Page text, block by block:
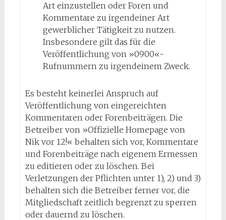
Art einzustellen oder Foren und
Kommentare zu irgendeiner Art
gewerblicher Tätigkeit zu nutzen.
Insbesondere gilt das für die
Veröffentlichung von »0900«-
Rufnummern zu irgendeinem Zweck.
Es besteht keinerlei Anspruch auf
Veröffentlichung von eingereichten
Kommentaren oder Forenbeiträgen. Die
Betreiber von »Offizielle Homepage von
Nik vor 12!« behalten sich vor, Kommentare
und Forenbeiträge nach eigenem Ermessen
zu editieren oder zu löschen. Bei
Verletzungen der Pflichten unter 1), 2) und 3)
behalten sich die Betreiber ferner vor, die
Mitgliedschaft zeitlich begrenzt zu sperren
oder dauernd zu löschen.